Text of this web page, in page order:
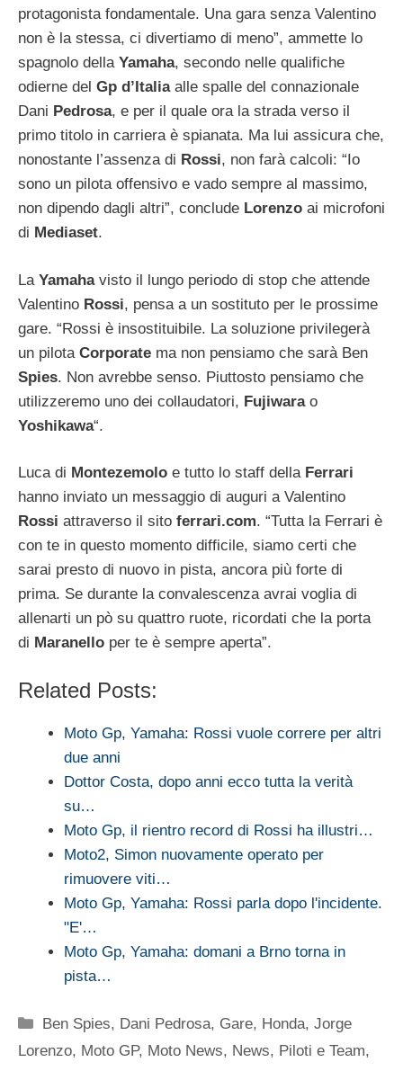
protagonista fondamentale. Una gara senza Valentino
non è la stessa, ci divertiamo di meno”, ammette lo
spagnolo della Yamaha, secondo nelle qualifiche
odierne del Gp d’Italiaalle spalle del connazionale
Dani Pedrosa, e per il quale ora la strada verso il
primo titolo in carriera è spianata. Ma lui assicura che,
nonostante l’assenza di Rossi, non farà calcoli: “Io
sono un pilota offensivo e vado sempre al massimo,
non dipendo dagli altri”, conclude Lorenzo ai microfoni
di Mediaset.
La Yamaha visto il lungo periodo di stop che attende
Valentino Rossi, pensa a un sostituto per le prossime
gare. “Rossi è insostituibile. La soluzione privilegerà
un pilota Corporate ma non pensiamo che sarà Ben
Spies. Non avrebbe senso. Piuttosto pensiamo che
utilizzeremo uno dei collaudatori, Fujiwara o
Yoshikawa“.
Luca di Montezemolo e tutto lo staff della Ferrari
hanno inviato un messaggio di auguri a Valentino
Rossi attraverso il sito ferrari.com. “Tutta la Ferrari è
con te in questo momento difficile, siamo certi che
sarai presto di nuovo in pista, ancora più forte di
prima. Se durante la convalescenza avrai voglia di
allenarti un pò su quattro ruote, ricordati che la porta
di Maranello per te è sempre aperta”.
Related Posts:
Moto Gp, Yamaha: Rossi vuole correre per altri
due anni
Dottor Costa, dopo anni ecco tutta la verità
su…
Moto Gp, il rientro record di Rossi ha illustri…
Moto2, Simon nuovamente operato per
rimuovere viti…
Moto Gp, Yamaha: Rossi parla dopo l'incidente.
"E'…
Moto Gp, Yamaha: domani a Brno torna in
pista…
Categorie
Ben Spies, Dani Pedrosa, Gare, Honda,Jorge
Lorenzo, Moto GP, Moto News, News, Piloti e Team,